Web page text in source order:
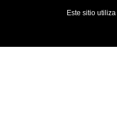
Este sitio utiliza